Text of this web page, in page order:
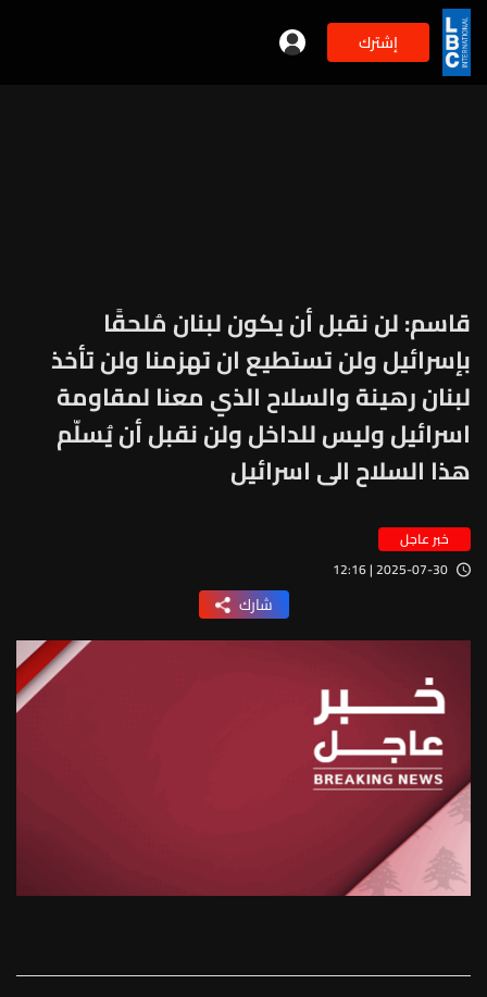
إشترك
قاسم: لن نقبل أن يكون لبنان مُلحقًا
بإسرائيل ولن تستطيع ان تهزمنا ولن تأخذ
لبنان رهينة والسلاح الذي معنا لمقاومة
اسرائيل وليس للداخل ولن نقبل أن يُسلّم
هذا السلاح الى اسرائيل
خبر عاجل
2025-07-30 | 12:16
شارك